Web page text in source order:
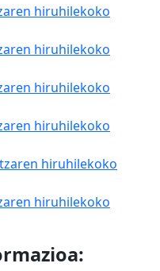
hiruhilekoko
hiruhilekoko
hiruhilekoko
hiruhilekoko
hiruhilekoko
hiruhilekoko